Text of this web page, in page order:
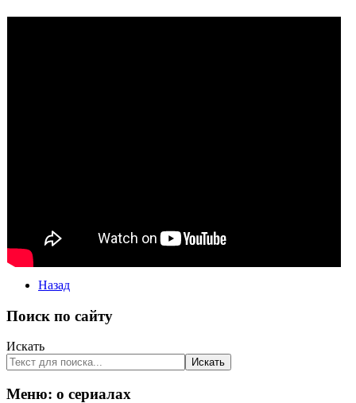
Назад
Поиск по сайту
Искать
Искать
Меню: о сериалах